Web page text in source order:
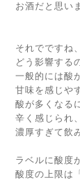
お酒だと思い
それでですね
どう影響する
一般的には酸
甘味を感じや
酸が多くなる
辛く感じられ
濃厚すぎて飲
ラベルに酸度
酸度の上限は